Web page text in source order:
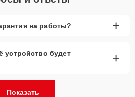
на работы? +
устройство будет
+
Показать